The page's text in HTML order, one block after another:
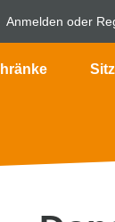
Anmelden oder